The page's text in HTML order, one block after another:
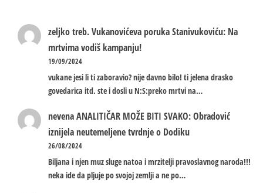
zeljko treb.Vukanovićeva poruka Stanivukoviću: Na
mrtvima vodiš kampanju!
19/09/2024
vukane jesi li ti zaboravio? nije davno bilo! ti jelena drasko
govedarica itd. ste i dosli u N:S:preko mrtvi na…
nevenaANALITIČAR MOŽE BITI SVAKO: Obradović
iznijela neutemeljene tvrdnje o Dodiku
26/08/2024
Biljana i njen muz sluge natoa i mrzitelji pravoslavnog naroda!!!
neka ide da pljuje po svojoj zemlji a ne po…